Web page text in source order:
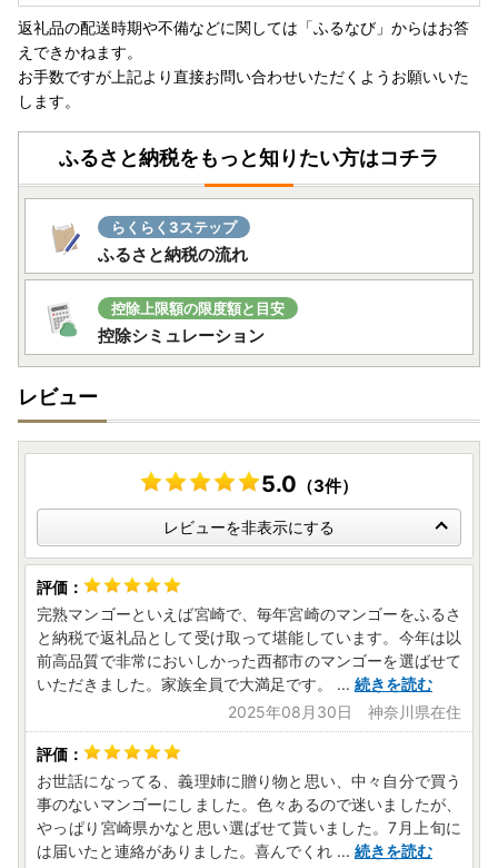
送となっております。
「自治体マイページ」よりオンライン申請をお願いいたしま
す。
書面での申請をご希望の場合は、寄付履歴よりダウンロード
いただくか寄附金受領証に記載の二次元コードから発行依頼
をお願いいたします。
※年末年始の発行依頼については、郵便物の遅延等により発
送からお手元に届くまでお時間がかかる場合がございます。
○提出期日
寄附した翌年の1月10日必着
○ワンストップ特例申請関係書類郵送先
〒881-8790
宮崎県西都市聖陵町2丁目1番地
（課名 総合政策課 ふるさと納税担当）
【注意】ワンストップ特例申請書を提出後、寄附した年の翌
年1月1日までに名前や住所等（電話番号を除く）の変更があ
「申請事項変更届出書」
「自治体マイページ」よりオンラインでの手続きも可能で
なお、「申請事項変更出書」はワンストップ特例申請におい
てのみ適用されます。「返礼品送付先」の変更はされません
ので、ご注意ください。
●自治体マイページをご活用ください
「自治体マイページ」では『オンラインワンストップ特例申
請』『配送状況の確認』など以下の機能をご利用いただけま
すので、是非、ご活用ください。
「自治体マイページ」で出来ること
・寄附状況などの確認
返礼品の配送時期や不備などに関しては「ふるなび」からはお答
えできかねます。
お手数ですが上記より直接お問い合わせいただくようお願いいた
します。
ふるさと納税をもっと知りたい方はコチラ
らくらく3ステップ
ふるさと納税の流れ
控除上限額の限度額と目安
控除シミュレーション
レビュー
5.0 （3件）
レビューを非表示にする
完熟マンゴーといえば宮崎で、毎年宮崎のマンゴーをふるさ
と納税で返礼品として受け取って堪能しています。今年は以
前高品質で非常においしかった西都市のマンゴーを選ばせて
いただきました。家族全員で大満足です。
... 続きを読む
2025年08月30日 神奈川県在住
お世話になってる、義理姉に贈り物と思い、中々自分で買う
事のないマンゴーにしました。色々あるので迷いましたが、
やっぱり宮崎県かなと思い選ばせて貰いました。7月上旬に
は届いたと連絡がありました。喜んでくれ ... 続きを読む